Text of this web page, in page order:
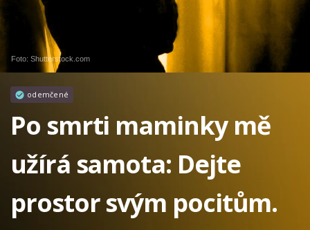
Foto: Shutterstock.com
odemčené
Po smrti maminky mě
užírá samota: Dejte
prostor svým pocitům.